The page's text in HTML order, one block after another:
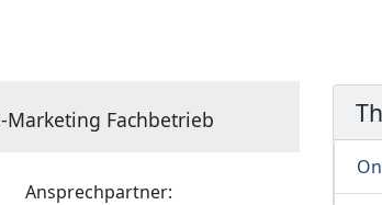
Fachbetrieb
Ansprechpartner: